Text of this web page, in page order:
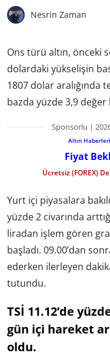
Nesrin Zaman
Ons türü altın, önceki
dolardaki yükselişin
1807 dolar aralığında
bazda yüzde 3,9 değer
Sponsorlu |
Altın
Fiyat
Ücretsiz (FOREX)
Yurt içi piyasalara
yüzde 2 civarında
liradan işlem gören
başladı. 09.00’dan
ederken ilerleyen
tutundu.
TSİ 11.12’de
gün içi hareket
oldu.